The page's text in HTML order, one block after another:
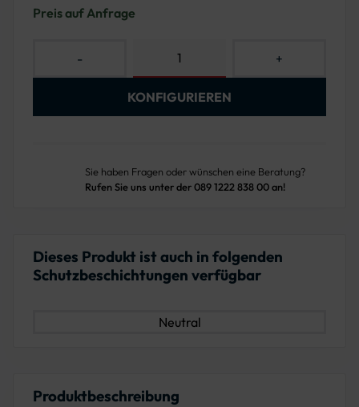
Preis auf Anfrage
- +
KONFIGURIEREN
Sie haben Fragen oder wünschen eine Beratung?
Rufen Sie uns unter der 089 1222 838 00 an!
Dieses Produkt ist auch in folgenden
Schutzbeschichtungen verfügbar
Neutral
Produktbeschreibung